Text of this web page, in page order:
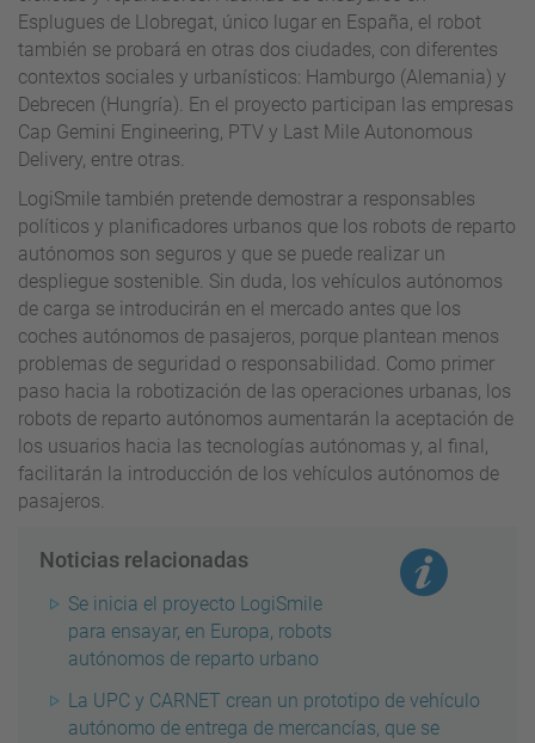
Esplugues de Llobregat, único lugar en España, el robot
también se probará en otras dos ciudades, con diferentes
contextos sociales y urbanísticos: Hamburgo (Alemania) y
Debrecen (Hungría). En el proyecto participan las empresas
Cap Gemini Engineering, PTV y Last Mile Autonomous
Delivery, entre otras.
LogiSmile también pretende demostrar a responsables
políticos y planificadores urbanos que los robots de reparto
autónomos son seguros y que se puede realizar un
despliegue sostenible. Sin duda, los vehículos autónomos
de carga se introducirán en el mercado antes que los
coches autónomos de pasajeros, porque plantean menos
problemas de seguridad o responsabilidad. Como primer
paso hacia la robotización de las operaciones urbanas, los
robots de reparto autónomos aumentarán la aceptación de
los usuarios hacia las tecnologías autónomas y, al final,
facilitarán la introducción de los vehículos autónomos de
pasajeros.
Noticias relacionadas
Se inicia el proyecto LogiSmile
para ensayar, en Europa, robots
autónomos de reparto urbano
La UPC y CARNET crean un prototipo de vehículo
autónomo de entrega de mercancías, que se